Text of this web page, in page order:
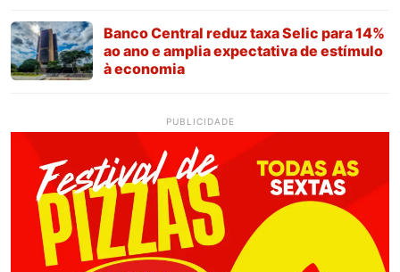
Banco Central reduz taxa Selic para 14%
ao ano e amplia expectativa de estímulo
à economia
PUBLICIDADE